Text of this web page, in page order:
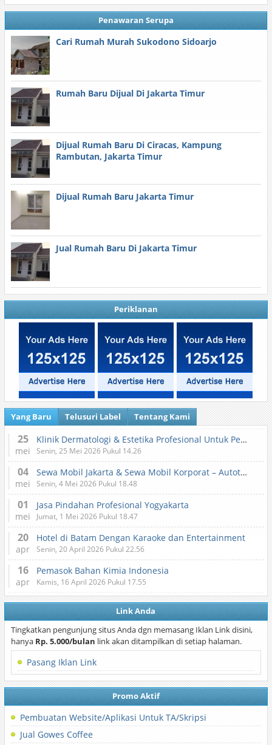
Penawaran Serupa
Cari Rumah Murah Sukodono Sidoarjo
Rumah Baru Dijual Di Jakarta Timur
Dijual Rumah Baru Di Ciracas, Kampung
Rambutan, Jakarta Timur
Dijual Rumah Baru Jakarta Timur
Jual Rumah Baru Di Jakarta Timur
Periklanan
Yang Baru Telusuri Label Tentang Kami
25
mei
Klinik Dermatologi & Estetika Profesional Untuk Perawatan Kulit dan Kecantikan
Senin, 25 Mei 2026 Pukul 14.26
04
mei
Sewa Mobil Jakarta & Sewa Mobil Korporat – Autotranz Indonesia
Senin, 4 Mei 2026 Pukul 18.48
01
mei
Jasa Pindahan Profesional Yogyakarta
Jumat, 1 Mei 2026 Pukul 18.47
20
apr
Hotel di Batam Dengan Karaoke dan Entertainment
Senin, 20 April 2026 Pukul 22.56
16
apr
Pemasok Bahan Kimia Indonesia
Kamis, 16 April 2026 Pukul 17.55
Link Anda
Tingkatkan pengunjung situs Anda dgn memasang Iklan Link disini,
hanya Rp. 5.000/bulan link akan ditampilkan di setiap halaman.
Pasang Iklan Link
Promo Aktif
Pembuatan Website/Aplikasi Untuk TA/Skripsi
Jual Gowes Coffee